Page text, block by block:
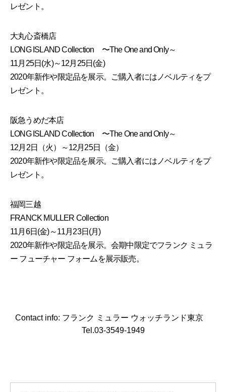
レゼント。
大丸心斎橋店
LONG ISLAND Collection 〜The One and Only～
11月25日(水)～12月25日(金)
2020年新作や限定品を展示。ご購入者にはノベルティをプ
レゼント。
阪急うめだ本店
LONG ISLAND Collection 〜The One and Only～
12月2日（火）～12月25日（金）
2020年新作や限定品を展示。ご購入者にはノベルティをプ
レゼント。
福岡三越
FRANCK MULLER Collection
11月6日(金)～11月23日(月)
2020年新作や限定品を展示。会期中限定でフランク ミュラ
ー フューチャー フォームを展示販売。
Contact info: フランク ミュラー ウォッチランド東京
Tel.03-3549-1949